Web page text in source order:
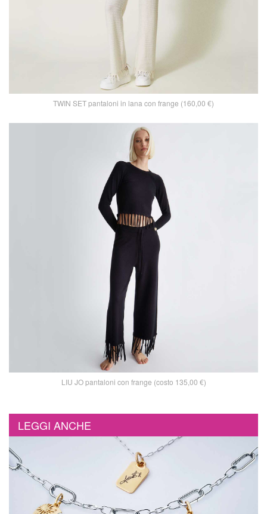
TWIN SET pantaloni in lana con frange (160,00 €)
LIU JO pantaloni con frange (costo 135,00 €)
LEGGI ANCHE